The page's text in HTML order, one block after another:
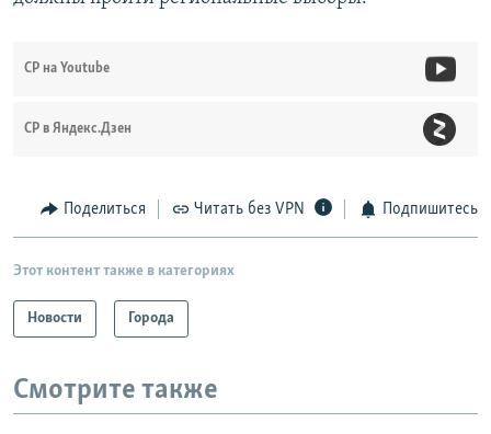
СР на Youtube
СР в Яндекс.Дзен
Поделиться Читать без VPN Подпишитесь
Этот контент также в категориях
Новости Города
Смотрите также